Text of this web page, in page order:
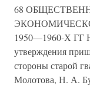
68
1950—1960-Х ГГ
утверждения
стороны старой
Молотова, Н. А.